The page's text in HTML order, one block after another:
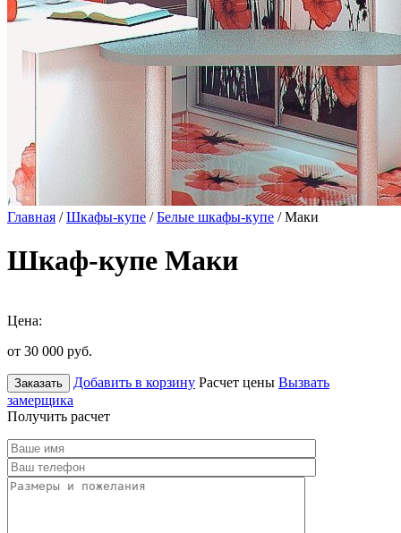
Главная /Шкафы-купе /Белые шкафы-купе / Маки
Шкаф-купе Маки
Цена:
от 30 000 руб.
Заказать Добавить в корзину Расчет цены Вызвать
замерщика
Получить расчет